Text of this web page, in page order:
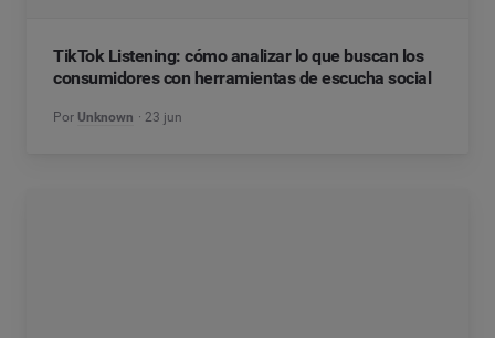
TikTok Listening: cómo analizar lo que buscan los
consumidores con herramientas de escucha social
Por Unknown 23 jun